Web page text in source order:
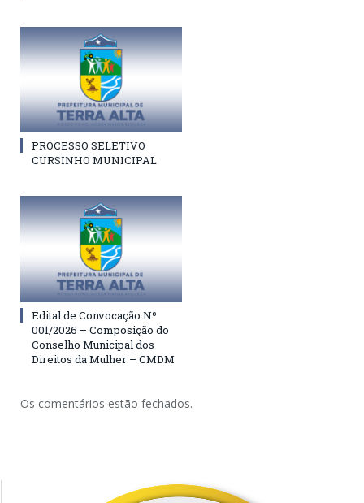
PROCESSO SELETIVO
CURSINHO MUNICIPAL
Edital de Convocação Nº
001/2026 – Composição do
Conselho Municipal dos
Direitos da Mulher – CMDM
Os comentários estão fechados.